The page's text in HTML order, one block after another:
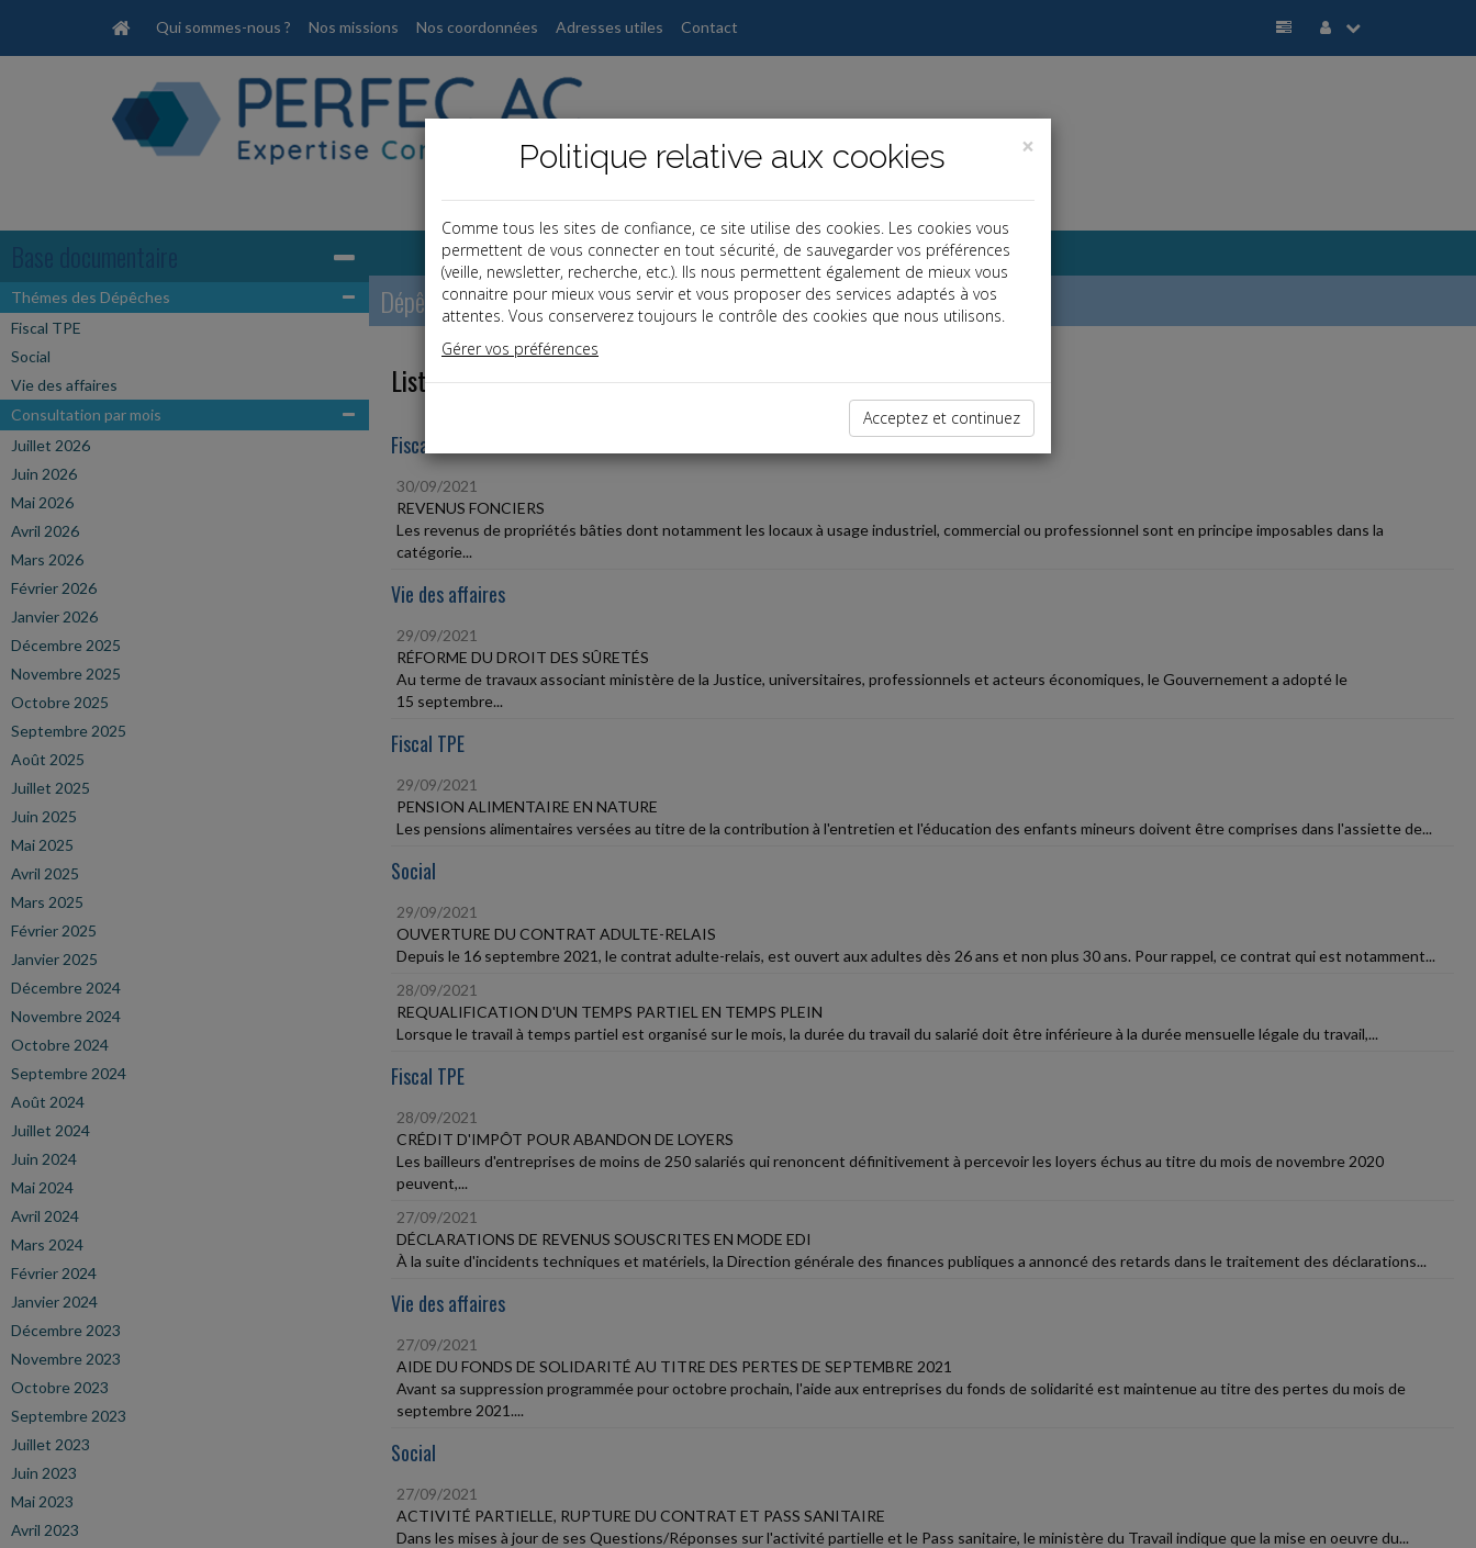
Qui sommes-nous ? Nos missions Nos coordonnées Adresses utiles Contact
Thémes des Dépêches
Fiscal TPE
Social
Vie des affaires
Consultation par mois
Juillet 2026
Juin 2026
Mai 2026
Avril 2026
Mars 2026
Février 2026
Janvier 2026
Décembre 2025
Novembre 2025
Octobre 2025
Septembre 2025
Août 2025
Juillet 2025
Juin 2025
Mai 2025
Avril 2025
Mars 2025
Février 2025
Janvier 2025
Décembre 2024
Novembre 2024
Octobre 2024
Septembre 2024
Août 2024
Juillet 2024
Juin 2024
Mai 2024
Avril 2024
Mars 2024
Février 2024
Janvier 2024
Décembre 2023
Novembre 2023
Octobre 2023
Septembre 2023
Juillet 2023
Juin 2023
Mai 2023
Avril 2023
Dépêches
Liste des dernières dépêches
Fiscal TPE
30/09/2021
REVENUS FONCIERS
Les revenus de propriétés bâties dont notamment les locaux à usage industriel, commercial ou professionnel sont en principe imposables dans la
catégorie...
Vie des affaires
29/09/2021
RÉFORME DU DROIT DES SÛRETÉS
Au terme de travaux associant ministère de la Justice, universitaires, professionnels et acteurs économiques, le Gouvernement a adopté le
15 septembre...
Fiscal TPE
29/09/2021
PENSION ALIMENTAIRE EN NATURE
Les pensions alimentaires versées au titre de la contribution à l'entretien et l'éducation des enfants mineurs doivent être comprises dans l'assiette de...
Social
29/09/2021
OUVERTURE DU CONTRAT ADULTE-RELAIS
Depuis le 16 septembre 2021, le contrat adulte-relais, est ouvert aux adultes dès 26 ans et non plus 30 ans. Pour rappel, ce contrat qui est notamment...
28/09/2021
REQUALIFICATION D'UN TEMPS PARTIEL EN TEMPS PLEIN
Lorsque le travail à temps partiel est organisé sur le mois, la durée du travail du salarié doit être inférieure à la durée mensuelle légale du travail,...
Fiscal TPE
28/09/2021
CRÉDIT D'IMPÔT POUR ABANDON DE LOYERS
Les bailleurs d'entreprises de moins de 250 salariés qui renoncent définitivement à percevoir les loyers échus au titre du mois de novembre 2020
peuvent,...
27/09/2021
DÉCLARATIONS DE REVENUS SOUSCRITES EN MODE EDI
À la suite d'incidents techniques et matériels, la Direction générale des finances publiques a annoncé des retards dans le traitement des déclarations...
Vie des affaires
27/09/2021
AIDE DU FONDS DE SOLIDARITÉ AU TITRE DES PERTES DE SEPTEMBRE 2021
Avant sa suppression programmée pour octobre prochain, l'aide aux entreprises du fonds de solidarité est maintenue au titre des pertes du mois de
septembre 2021....
Social
27/09/2021
ACTIVITÉ PARTIELLE, RUPTURE DU CONTRAT ET PASS SANITAIRE
Dans les mises à jour de ses Questions/Réponses sur l'activité partielle et le Pass sanitaire, le ministère du Travail indique que la mise en oeuvre du...
×
Politique relative aux cookies
Comme tous les sites de confiance, ce site utilise des cookies. Les cookies vous
permettent de vous connecter en tout sécurité, de sauvegarder vos préférences
(veille, newsletter, recherche, etc.). Ils nous permettent également de mieux vous
connaitre pour mieux vous servir et vous proposer des services adaptés à vos
attentes. Vous conserverez toujours le contrôle des cookies que nous utilisons.
Gérer vos préférences
Acceptez et continuez